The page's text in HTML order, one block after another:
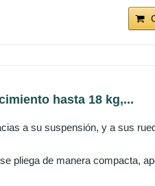
hasta 18 kg,...
a su suspensión, y a sus
pliega de manera compacta,